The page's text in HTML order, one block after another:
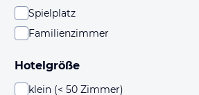
Spielplatz
Familienzimmer
Hotelgröße
klein (< 50 Zimmer)